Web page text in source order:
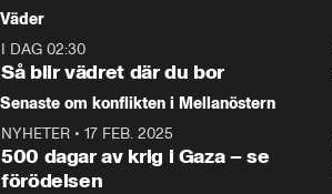
tonårsutvisningarna och hur
Moderaterna ska locka
väljare till valet i höst.
Väder
I DAG 02:30
Så blir vädret där du bor
Senaste om konflikten i Mellanöstern
NYHETER • 17 FEB. 2025
500 dagar av krig i Gaza – se
förödelsen